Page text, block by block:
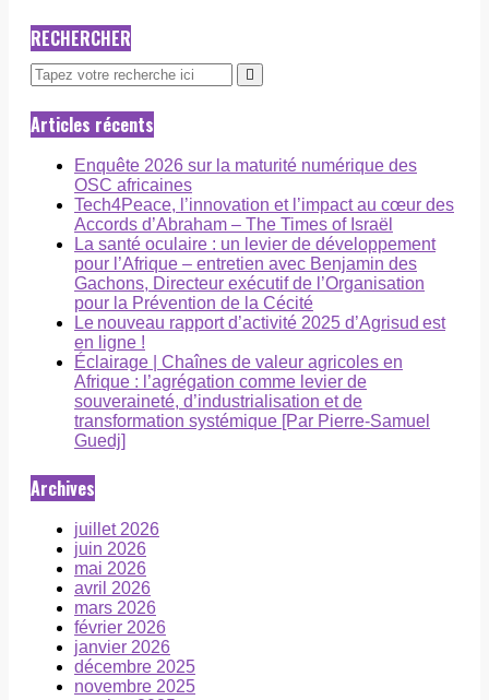
RECHERCHER
Articles récents
Enquête 2026 sur la maturité numérique des
OSC africaines
Tech4Peace, l’innovation et l’impact au cœur des
Accords d’Abraham – The Times of Israël
La santé oculaire : un levier de développement
pour l’Afrique – entretien avec Benjamin des
Gachons, Directeur exécutif de l’Organisation
pour la Prévention de la Cécité
Le nouveau rapport d’activité 2025 d’Agrisud est
en ligne !
Éclairage | Chaînes de valeur agricoles en
Afrique : l’agrégation comme levier de
souveraineté, d’industrialisation et de
transformation systémique [Par Pierre-Samuel
Guedj]
Archives
juillet 2026
juin 2026
mai 2026
avril 2026
mars 2026
février 2026
janvier 2026
décembre 2025
novembre 2025